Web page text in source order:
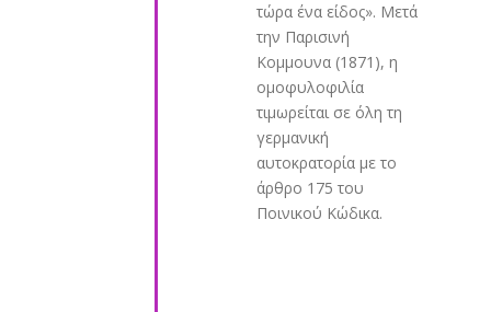
τώρα ένα είδος». Μετά
την Παρισινή
Κομμουνα (1871), η
ομοφυλοφιλία
τιμωρείται σε όλη τη
γερμανική
αυτοκρατορία με το
άρθρο 175 του
Ποινικού Κώδικα.